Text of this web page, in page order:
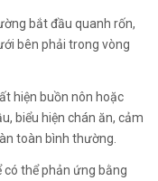
bắt đầu quanh rốn,
bên phải trong vòng
hiện buồn nôn hoặc
biểu hiện chán ăn, cảm
toàn bình thường.
có thể phản ứng bằng